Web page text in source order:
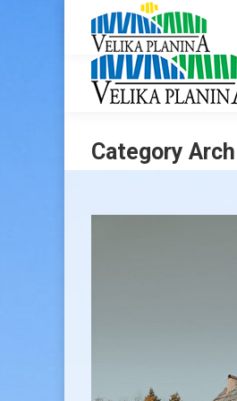
Category